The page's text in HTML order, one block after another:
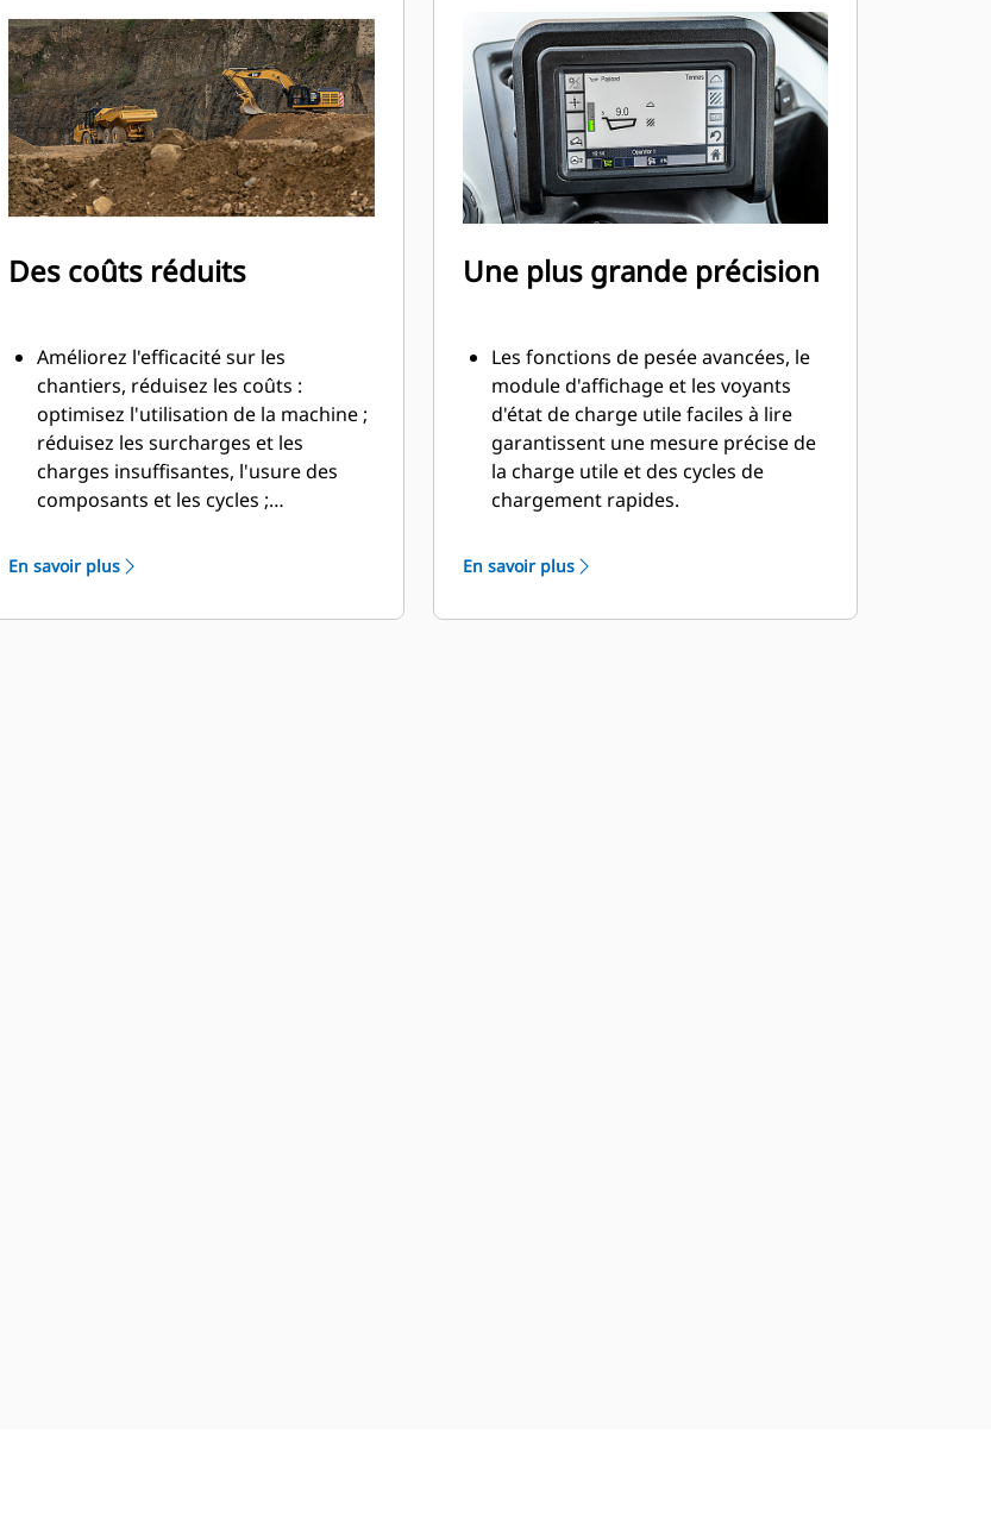
Des coûts réduits
Améliorez l'efficacité sur les
chantiers, réduisez les coûts :
optimisez l'utilisation de la machine ;
réduisez les surcharges et les
charges insuffisantes, l'usure des
composants et les cycles ;
d'œuvre, du carburant et de l'argent.
En savoir plus
Une plus grande précision
Les fonctions de pesée avancées, le
module d'affichage et les voyants
d'état de charge utile faciles à lire
garantissent une mesure précise de
la charge utile et des cycles de
chargement rapides.
réel : affiche immédiatement le poids
de charge dans la cabine et le poids
de la charge utile en continu pendant
En savoir plus